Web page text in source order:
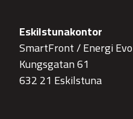
Eskilstunakontor
SmartFront / Energi
Kungsgatan 61
632 21 Eskilstuna